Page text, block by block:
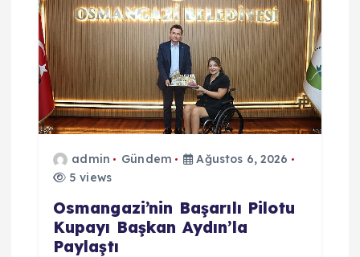
admin Gündem
Ağustos 6, 2026
5 views
Osmangazi’nin Başarılı Pilotu
Kupayı Başkan Aydın’la
Paylaştı